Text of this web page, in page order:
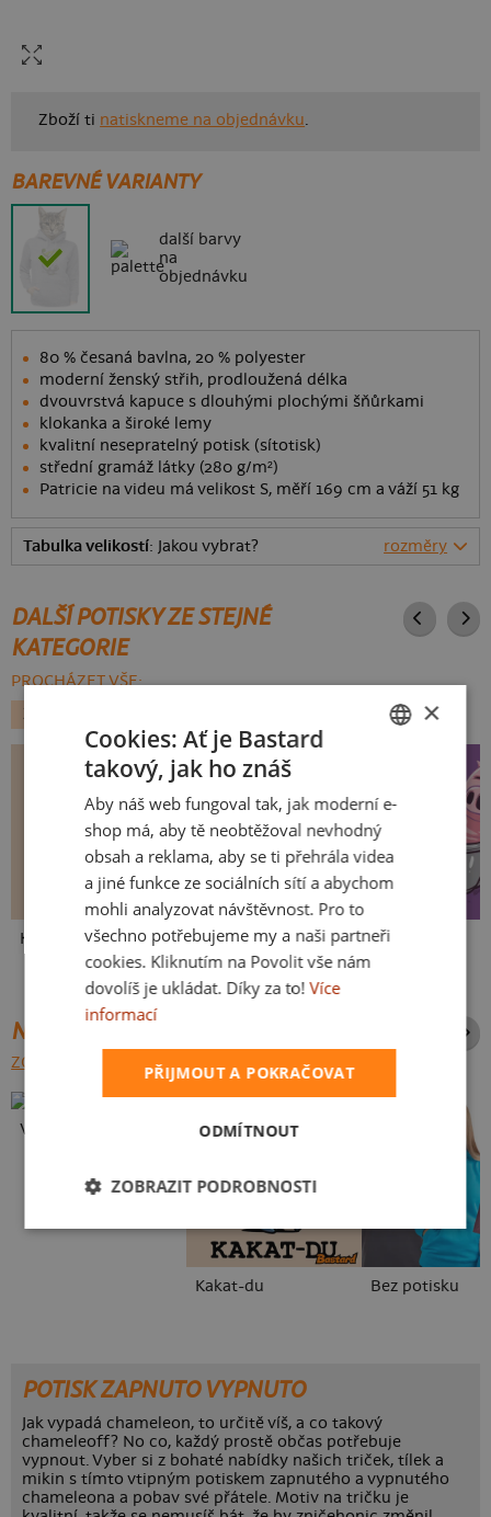
Zboží ti natiskneme na objednávku.
BAREVNÉ VARIANTY
další barvy
na
objednávku
80 % česaná bavlna, 20 % polyester
moderní ženský střih, prodloužená délka
dvouvrstvá kapuce s dlouhými plochými šňůrkami
klokanka a široké lemy
kvalitní nesepratelný potisk (sítotisk)
střední gramáž látky (280 g/m²)
Patricie na videu má velikost S, měří 169 cm a váží 51 kg
Tabulka velikostí: Jakou vybrat? rozměry
DALŠÍ POTISKY ZE STEJNÉ
KATEGORIE
PROCHÁZET VŠE:
ZVÍŘÁTKA
Kakat-du V pressu Ve formě
NEJPRODÁVANĚJŠÍ POTISKY
ZOBRAZIT VŠECHNY
Vlastní potisk
Kakat-du Bez potisku
POTISK ZAPNUTO VYPNUTO
Jak vypadá chameleon, to určitě víš, a co takový
chameleoff? No co, každý prostě občas potřebuje
vypnout. Vyber si z bohaté nabídky našich triček, tílek a
mikin s tímto vtipným potiskem zapnutého a vypnutého
chameleona a pobav své přátele. Motiv na tričku je
SLOVAK
×
Cookies: Ať je Bastard
takový, jak ho znáš
Aby náš web fungoval tak, jak moderní e-
shop má, aby tě neobtěžoval nevhodný
obsah a reklama, aby se ti přehrála videa
a jiné funkce ze sociálních sítí a abychom
mohli analyzovat návštěvnost. Pro to
všechno potřebujeme my a naši partneři
cookies. Kliknutím na Povolit vše nám
dovolíš je ukládat. Díky za to! Více
informací
PŘIJMOUT A POKRAČOVAT
ODMÍTNOUT
ZOBRAZIT PODROBNOSTI